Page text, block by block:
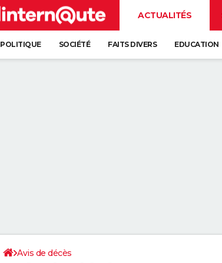
ACTUALITÉS
POLITIQUE SOCIÉTÉ FAITS DIVERS EDUCATION
Avis de décès